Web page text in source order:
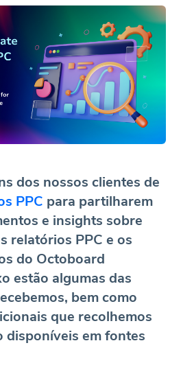
dos nossos clientes de
PPC para partilharem
e insights sobre
relatórios PPC e os
do Octoboard
estão algumas das
bem como
que recolhemos
disponíveis em fontes